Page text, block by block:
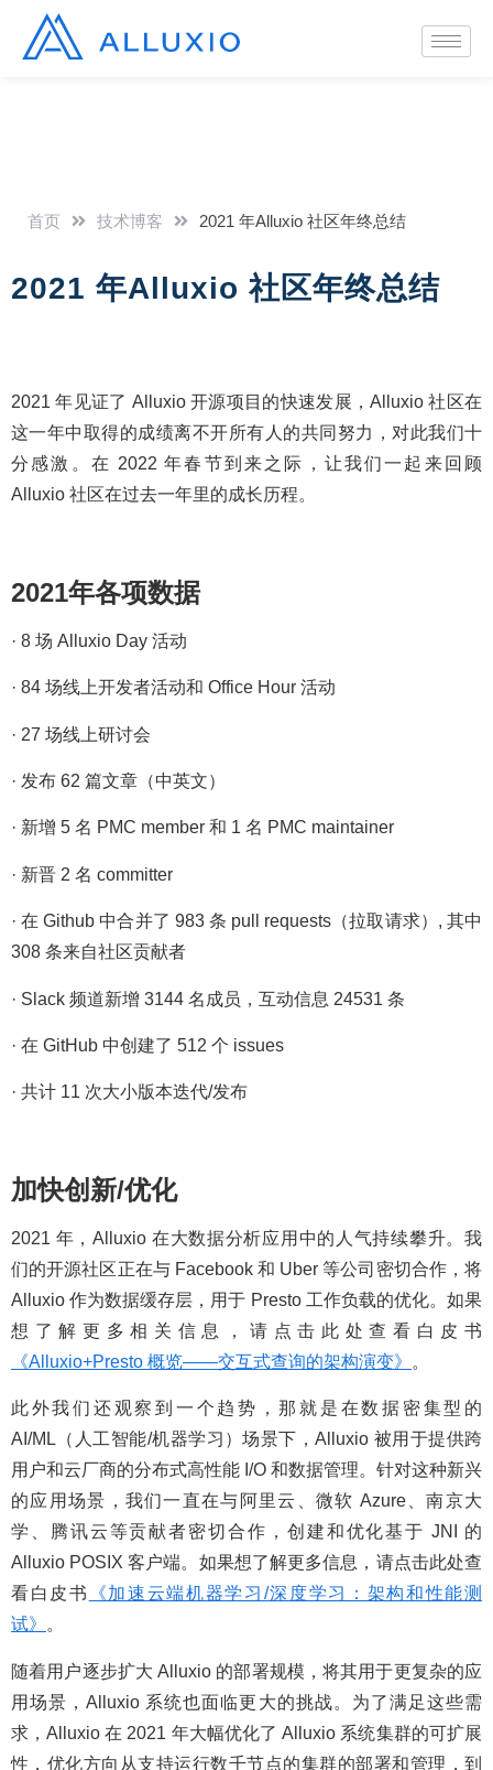
首页 技术博客 2021 年Alluxio 社区年终总结
2021 年Alluxio 社区年终总结
2021 年见证了 Alluxio 开源项目的快速发展，Alluxio 社区在
这一年中取得的成绩离不开所有人的共同努力，对此我们十
分感激。在 2022 年春节到来之际，让我们一起来回顾
Alluxio 社区在过去一年里的成长历程。
2021年各项数据
· 8 场 Alluxio Day 活动
· 84 场线上开发者活动和 Office Hour 活动
· 27 场线上研讨会
· 发布 62 篇文章（中英文）
· 新增 5 名 PMC member 和 1 名 PMC maintainer
· 新晋 2 名 committer
· 在 Github 中合并了 983 条 pull requests（拉取请求）, 其中
308 条来自社区贡献者
· Slack 频道新增 3144 名成员，互动信息 24531 条
· 在 GitHub 中创建了 512 个 issues
· 共计 11 次大小版本迭代/发布
加快创新/优化
2021 年，Alluxio 在大数据分析应用中的人气持续攀升。我
们的开源社区正在与 Facebook 和 Uber 等公司密切合作，将
Alluxio 作为数据缓存层，用于 Presto 工作负载的优化。如果
想了解更多相关信息，请点击此处查看白皮书
《Alluxio+Presto 概览——交互式查询的架构演变》
。
此外我们还观察到一个趋势，那就是在数据密集型的
AI/ML（人工智能/机器学习）场景下，Alluxio 被用于提供跨
用户和云厂商的分布式高性能 I/O 和数据管理。针对这种新兴
的应用场景，我们一直在与阿里云、微软 Azure、南京大
学、腾讯云等贡献者密切合作，创建和优化基于 JNI 的
Alluxio POSIX 客户端。如果想了解更多信息，请点击此处查
看白皮书
《加速云端机器学习/深度学习：架构和性能测
试》 。
随着用户逐步扩大 Alluxio 的部署规模，将其用于更复杂的应
用场景，Alluxio 系统也面临更大的挑战。为了满足这些需
求，Alluxio 在 2021 年大幅优化了 Alluxio 系统集群的可扩展
性，优化方向从支持运行数千节点的集群的部署和管理，到